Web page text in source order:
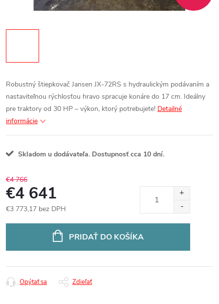
Robustný štiepkovač Jansen JX-72RS s hydraulickým podávaním a
nastaviteľnou rýchlosťou hravo spracuje konáre do 17 cm. Ideálny
pre traktory od 30 HP – výkon, ktorý potrebujete! Detailné
informácie
Skladom u dodávateľa. Dostupnosť cca 10 dní.
€4 766
€4 641
€3 773,17 bez DPH
PRIDAŤ DO KOŠÍKA
Opýtať sa Zdieľať